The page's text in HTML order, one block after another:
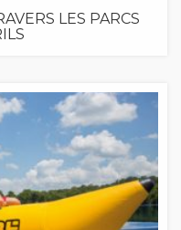
LES PARCS